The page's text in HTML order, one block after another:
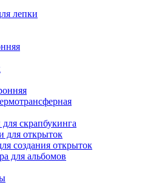
лепки
скрапбукинга
для открыток
создания открыток
для альбомов